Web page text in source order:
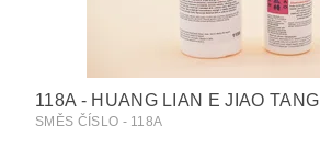
118A - HUANG LIAN E JIAO TANG
SMĚS ČÍSLO - 118A